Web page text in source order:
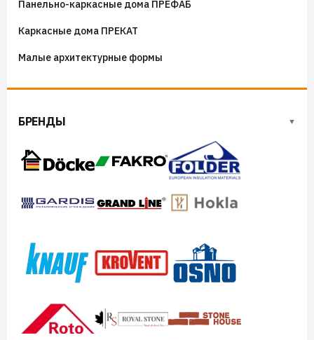
Панельно-каркасные дома ПРЕФАБ
Каркасные дома ПРЕКАТ
Малые архитектурные формы
БРЕНДЫ